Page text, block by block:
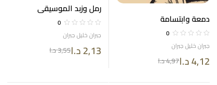
دمعة وابتسامة
0
جبران خليل جبران
4,97د.ا 4,12د.ا
رمل وزبد الموسيقى
0
جبران خليل جبران
3,55د.ا 2,13د.ا